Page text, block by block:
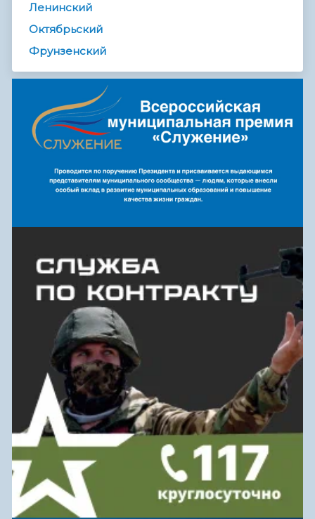
Ленинский
Октябрьский
Фрунзенский